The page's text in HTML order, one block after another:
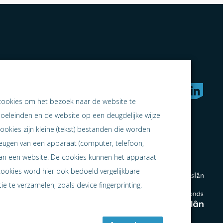
naar samen ondernemen
om het bezoek naar de website te
en de website op een deugdelijke wijze
zijn kleine (tekst) bestanden die worden
van een apparaat (computer, telefoon,
een website. De cookies kunnen het apparaat
word hier ook bedoeld vergelijkbare
te verzamelen, zoals device fingerprinting.